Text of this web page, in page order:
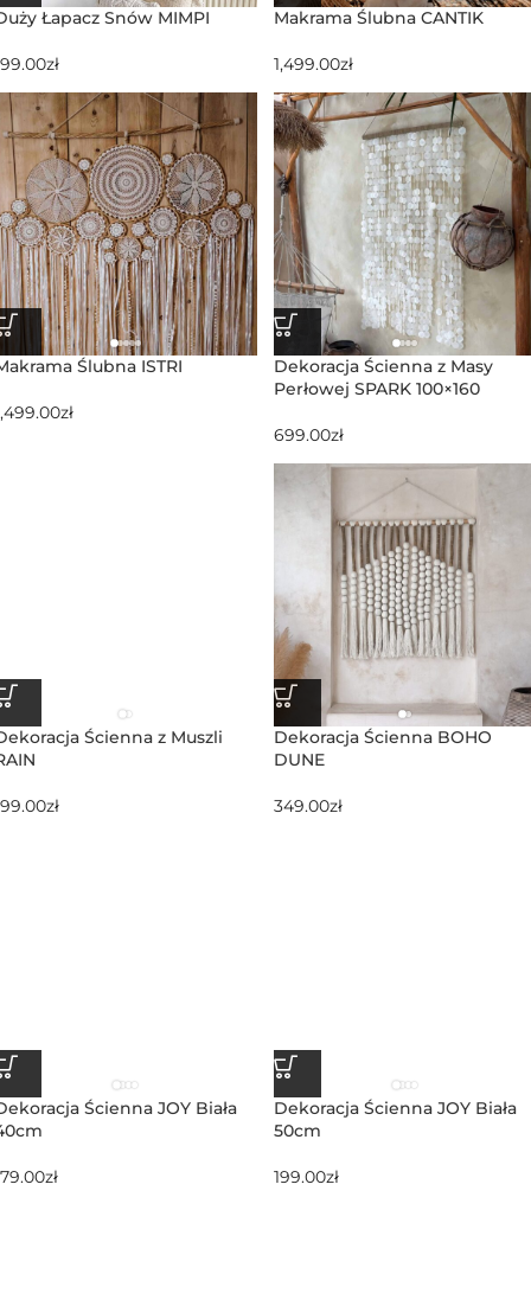
Łapacz Snów MIMPI
zł
Makrama Ślubna CANTIK
1,499.00zł
Ślubna ISTRI
zł
Dekoracja Ścienna z Masy
Perłowej SPARK 100×160
699.00zł
Ścienna z Muszli
zł
Dekoracja Ścienna BOHO
DUNE
349.00zł
Ścienna JOY Biała
zł
Dekoracja Ścienna JOY Biała
50cm
199.00zł